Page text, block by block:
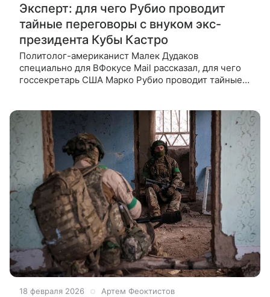
Эксперт: для чего Рубио проводит
тайные переговоры с внуком экс-
президента Кубы Кастро
Политолог-американист Малек Дудаков
специально для ВФокусе Mail рассказал, для чего
госсекретарь США Марко Рубио проводит тайные
18 февраля 2026 Артем Феоктистов